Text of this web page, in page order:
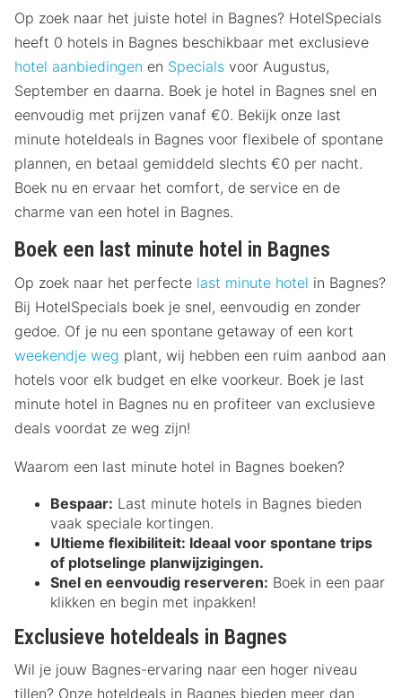
Op zoek naar het juiste hotel in Bagnes? HotelSpecials
heeft 0 hotels in Bagnes beschikbaar met exclusieve
hotel aanbiedingen en Specials voor Augustus,
September en daarna. Boek je hotel in Bagnes snel en
eenvoudig met prijzen vanaf €0. Bekijk onze last
minute hoteldeals in Bagnes voor flexibele of spontane
plannen, en betaal gemiddeld slechts €0 per nacht.
Boek nu en ervaar het comfort, de service en de
charme van een hotel in Bagnes.
Boek een last minute hotel in Bagnes
Op zoek naar het perfecte last minute hotel in Bagnes?
Bij HotelSpecials boek je snel, eenvoudig en zonder
gedoe. Of je nu een spontane getaway of een kort
weekendje weg plant, wij hebben een ruim aanbod aan
hotels voor elk budget en elke voorkeur. Boek je last
minute hotel in Bagnes nu en profiteer van exclusieve
deals voordat ze weg zijn!
Waarom een last minute hotel in Bagnes boeken?
Bespaar: Last minute hotels in Bagnes bieden
vaak speciale kortingen.
Ultieme flexibiliteit: Ideaal voor spontane trips
of plotselinge planwijzigingen.
Snel en eenvoudig reserveren: Boek in een paar
klikken en begin met inpakken!
Exclusieve hoteldeals in Bagnes
Wil je jouw Bagnes-ervaring naar een hoger niveau
tillen? Onze hoteldeals in Bagnes bieden meer dan